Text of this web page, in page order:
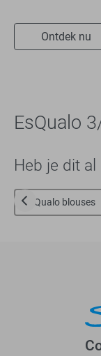
Ontdek nu
EsQualo
Heb je dit
EsQualo blouses